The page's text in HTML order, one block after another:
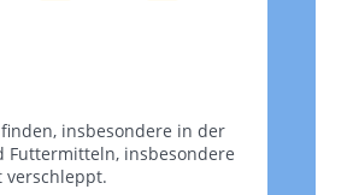
insbesondere in der
Futtermitteln, insbesondere
verschleppt​​​​.